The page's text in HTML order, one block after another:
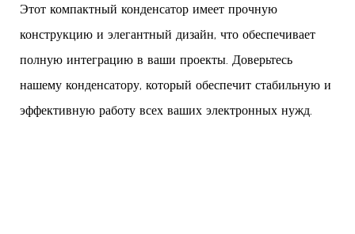
Этот компактный конденсатор имеет прочную
конструкцию и элегантный дизайн, что обеспечивает
полную интеграцию в ваши проекты. Доверьтесь
нашему конденсатору, который обеспечит стабильную и
эффективную работу всех ваших электронных нужд.